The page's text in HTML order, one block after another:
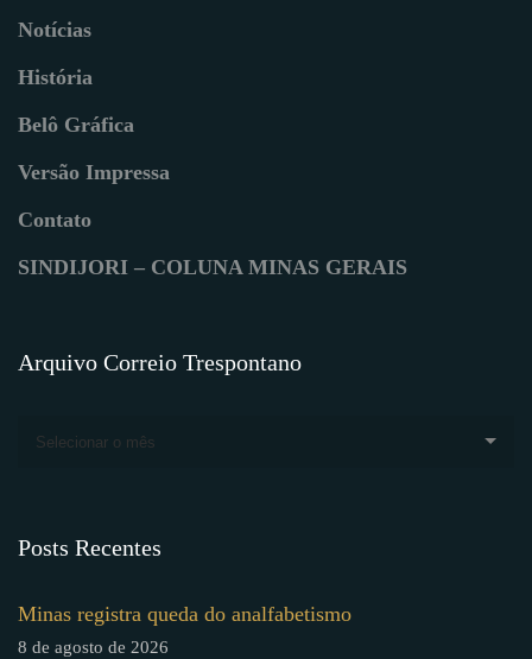
Notícias
História
Belô Gráfica
Versão Impressa
Contato
SINDIJORI – COLUNA MINAS GERAIS
Arquivo Correio Trespontano
Selecionar o mês
Posts Recentes
Minas registra queda do analfabetismo
8 de agosto de 2026